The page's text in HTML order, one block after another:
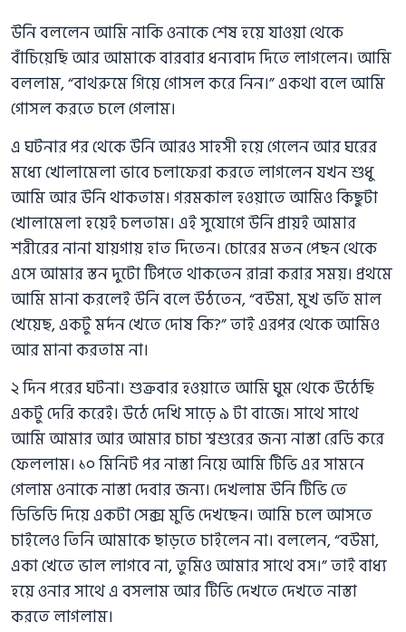
উনি বললেন আমি নাকি ওনাকে শেষ হয়ে যাওয়া থেকে
বাঁচিয়েছি আর আমাকে বারবার ধন্যবাদ দিতে লাগলেন। আমি
বললাম, “বাথরুমে গিয়ে গোসল করে নিন।” একথা বলে আমি
গোসল করতে চলে গেলাম।
এ ঘটনার পর থেকে উনি আরও সাহসী হয়ে গেলেন আর ঘরের
মধ্যে খোলামেলা ভাবে চলাফেরা করতে লাগলেন যখন শুধু
আমি আর উনি থাকতাম। গরমকাল হওয়াতে আমিও কিছুটা
খোলামেলা হয়েই চলতাম। এই সুযোগে উনি প্রায়ই আমার
শরীরের নানা যায়গায় হাত দিতেন। চোরের মতন পেছন থেকে
এসে আমার স্তন দুটো টিপতে থাকতেন রান্না করার সময়। প্রথমে
আমি মানা করলেই উনি বলে উঠতেন, “বউমা, মুখ ভর্তি মাল
খেয়েছ, একটু মর্দন খেতে দোষ কি?” তাই এরপর থেকে আমিও
আর মানা করতাম না।
২ দিন পরের ঘটনা। শুক্রবার হওয়াতে আমি ঘুম থেকে উঠেছি
একটু দেরি করেই। উঠে দেখি সাড়ে ৯ টা বাজে। সাথে সাথে
আমি আমার আর আমার চাচা শ্বশুরের জন্য নাস্তা রেডি করে
ফেললাম। ১০ মিনিট পর নাস্তা নিয়ে আমি টিভি এর সামনে
গেলাম ওনাকে নাস্তা দেবার জন্য। দেখলাম উনি টিভি তে
ডিভিডি দিয়ে একটা সেক্স মুভি দেখছেন। আমি চলে আসতে
চাইলেও তিনি আমাকে ছাড়তে চাইলেন না। বললেন, “বউমা,
একা খেতে ভাল লাগবে না, তুমিও আমার সাথে বস।” তাই বাধ্য
হয়ে ওনার সাথে এ বসলাম আর টিভি দেখতে দেখতে নাস্তা
করতে লাগলাম।